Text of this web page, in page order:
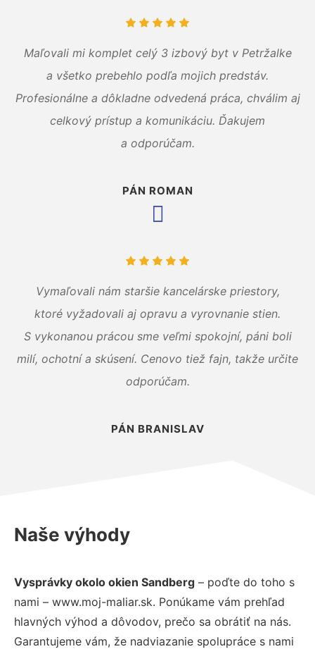
Maľovali mi komplet celý 3 izbový byt v Petržalke
a všetko prebehlo podľa mojich predstáv.
Profesionálne a dôkladne odvedená práca, chválim aj
celkový prístup a komunikáciu. Ďakujem
a odporúčam.
PÁN ROMAN
Vymaľovali nám staršie kancelárske priestory,
ktoré vyžadovali aj opravu a vyrovnanie stien.
S vykonanou prácou sme veľmi spokojní, páni boli
milí, ochotní a skúsení. Cenovo tiež fajn, takže určite
odporúčam.
PÁN BRANISLAV
Naše výhody
Vysprávky okolo okien Sandberg – poďte do toho s
nami – www.moj-maliar.sk. Ponúkame vám prehľad
hlavných výhod a dôvodov, prečo sa obrátiť na nás.
Garantujeme vám, že nadviazanie spolupráce s nami